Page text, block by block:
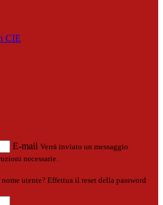
CIE
E-mail Verrà inviato un messaggio
necessarie.
utente? Effettua il reset della password